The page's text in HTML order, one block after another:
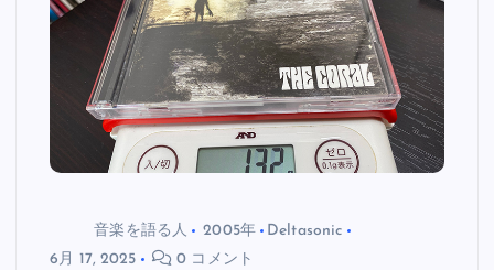
音楽を語る人 2005年
Deltasonic
6月 17, 2025
0 コメント